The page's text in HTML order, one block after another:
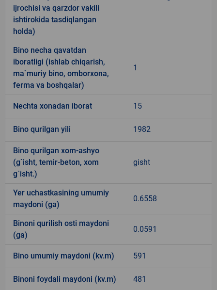
ijrochisi va qarzdor vakili
ishtirokida tasdiqlangan
holda)
Bino necha qavatdan
iboratligi (ishlab chiqarish,
ma`muriy bino, omborxona,
ferma va boshqalar)
1
Nechta xonadan iborat 15
Bino qurilgan yili 1982
Bino qurilgan xom-ashyo
(g`isht, temir-beton, xom
g`isht.)
gisht
Yer uchastkasining umumiy
maydoni (ga)
0.6558
Binoni qurilish osti maydoni
(ga)
0.0591
Bino umumiy maydoni (kv.m) 591
Binoni foydali maydoni (kv.m) 481